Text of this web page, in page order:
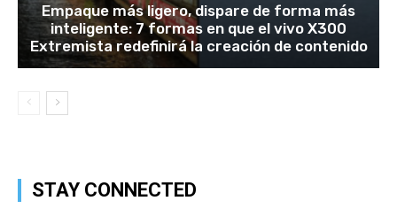
Empaque más ligero, dispare de forma más
inteligente: 7 formas en que el vivo X300
Extremista redefinirá la creación de contenido
STAY CONNECTED